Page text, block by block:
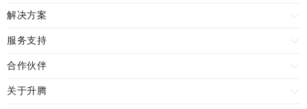
解决方案
服务支持
合作伙伴
关于升腾